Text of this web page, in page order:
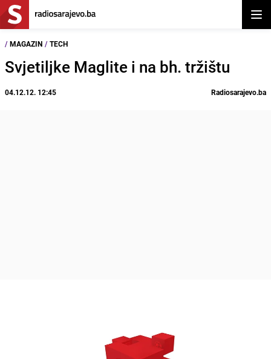
/ MAGAZIN / TECH
Svjetiljke Maglite i na bh. tržištu
04.12.12. 12:45 Radiosarajevo.ba